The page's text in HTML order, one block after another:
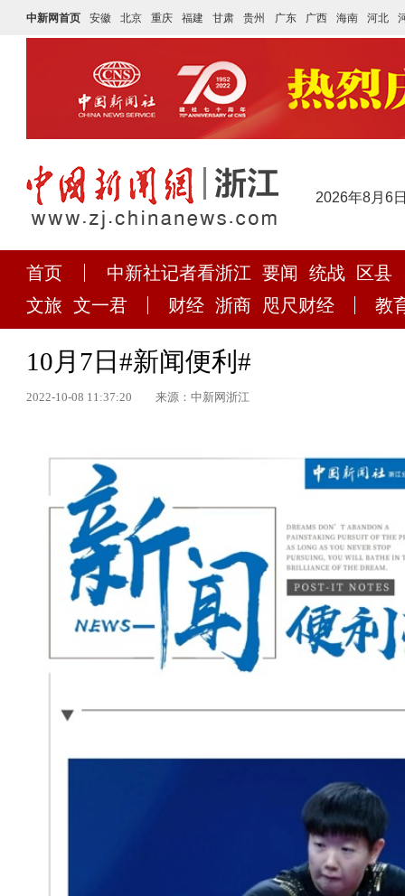
中新网首页 安徽 北京 重庆 福建 甘肃 贵州 广东 广西 海南 河北
2026年8月6
首页 中新社记者看浙江 要闻 统战
区县
文旅 文一君 财经 浙商 咫尺财经 教
10月7日#新闻便利#
2022-10-08 11:37:20 来源：中新网浙江